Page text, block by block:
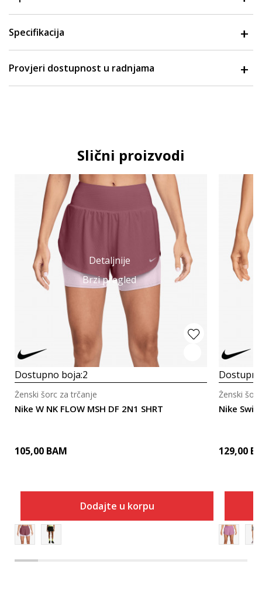
Specifikacija
Provjeri dostupnost u radnjama
Slični proizvodi
Detaljnije
Brzi pregled
Dostupno boja:2
Nike W NK FLOW MSH DF 2N1 SHRT
Ženski šorc za trčanje
105,00 BAM
Dodajte u korpu
Nike
Ženski
129,00